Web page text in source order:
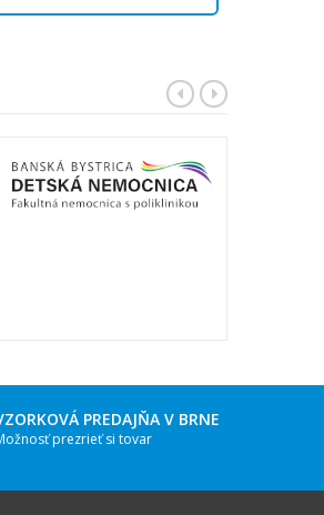
PREDAJŇA V BRNE
prezrieť si tovar